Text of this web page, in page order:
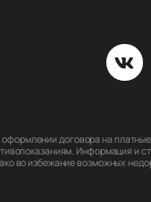
оформлении договора на
Информация и
избежание возможных